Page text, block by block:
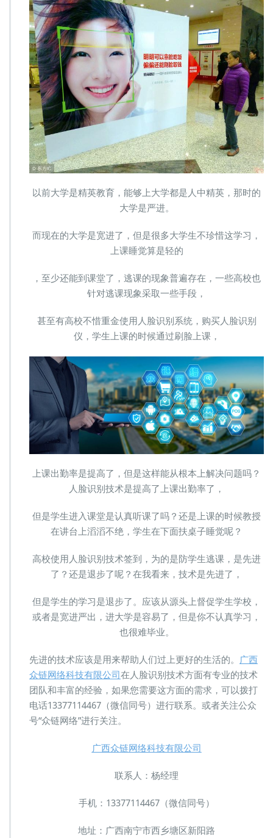
到，
是
先
进？
是
退
步？
以前大学是精英教育，能够上大学都是人中精英，那时的
大学是严进。
而现在的大学是宽进了，但是很多大学生不珍惜这学习，
上课睡觉算是轻的
，至少还能到课堂了，逃课的现象普遍存在，一些高校也
针对逃课现象采取一些手段，
甚至有高校不惜重金使用人脸识别系统，购买人脸识别
仪，学生上课的时候通过刷脸上课，
上课出勤率是提高了，但是这样能从根本上解决问题吗？
人脸识别技术是提高了上课出勤率了，
但是学生进入课堂是认真听课了吗？还是上课的时候教授
在讲台上滔滔不绝，学生在下面扶桌子睡觉呢？
高校使用人脸识别技术签到，为的是防学生逃课，是先进
了？还是退步了呢？在我看来，技术是先进了，
但是学生的学习是退步了。应该从源头上督促学生学校，
或者是宽进严出，进大学是容易了，但是你不认真学习，
也很难毕业。
先进的技术应该是用来帮助人们过上更好的生活的。 广西
众链网络科技有限公司在人脸识别技术方面有专业的技术
团队和丰富的经验，如果您需要这方面的需求，可以拨打
电话13377114467（微信同号）进行联系。或者关注公众
号“众链网络”进行关注。
广西众链网络科技有限公司
联系人：杨经理
手机：13377114467（微信同号）
地址：广西南宁市西乡塘区新阳路